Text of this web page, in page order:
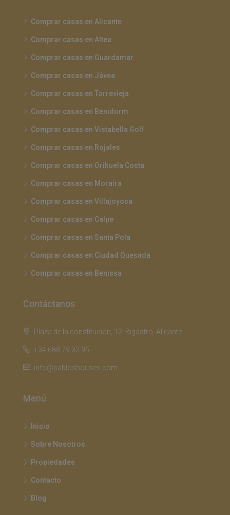
Comprar casas en Alicante
Comprar casas en Altea
Comprar casas en Guardamar
Comprar casas en Jávea
Comprar casas en Torrevieja
Comprar casas en Benidorm
Comprar casas en Vistabella Golf
Comprar casas en Rojales
Comprar casas en Orihuela Costa
Comprar casas en Moraira
Comprar casas en Villajoyosa
Comprar casas en Calpe
Comprar casas en Santa Pola
Comprar casas en Ciudad Quesada
Comprar casas en Benissa
Contáctanos
Plaza de la constitucion, 12, Bigastro, Alicante
+34 688 79 32 95
info@pabloshouses.com
Menú
Inicio
Sobre Nosotros
Propiedades
Contacto
Blog